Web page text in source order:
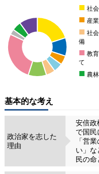
■ 社
■ 産
■ 社
備
■ 教
て
■ 農
基本的な考え
政治家を志した
理由
安倍政
で国民
「営
い」
民の命